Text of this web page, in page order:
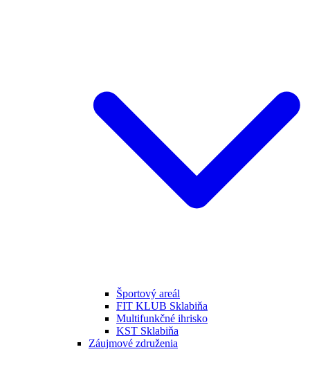
Športový areál
FIT KLUB Sklabiňa
Multifunkčné ihrisko
KST Sklabiňa
Záujmové združenia